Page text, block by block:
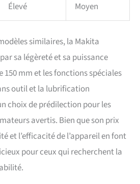
Élevé Moyen
similaires, la Makita
sa légèreté et sa puissance
150 mm et les fonctions spéciales
outil et la lubrification
choix de prédilection pour les
avertis. Bien que son prix
et l’efficacité de l’appareil en font
pour ceux qui recherchent la